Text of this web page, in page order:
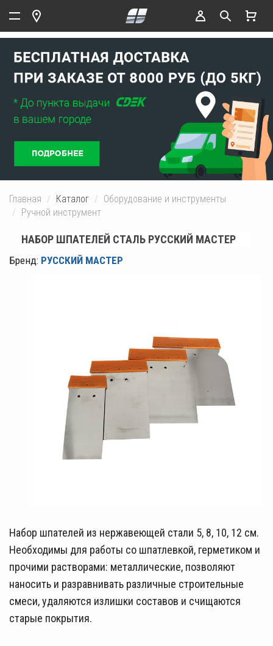
Главная Каталог
Оборудование и инструменты
Ручной инструмент
НАБОР ШПАТЕЛЕЙ СТАЛЬ РУССКИЙ МАСТЕР
Бренд: РУССКИЙ МАСТЕР
Набор шпателей из нержавеющей стали 5, 8, 10, 12 см.
Необходимы для работы со шпатлевкой, герметиком и
прочими растворами: металлические, позволяют
наносить и разравнивать различные строительные
смеси, удаляются излишки составов и счищаются
старые покрытия.